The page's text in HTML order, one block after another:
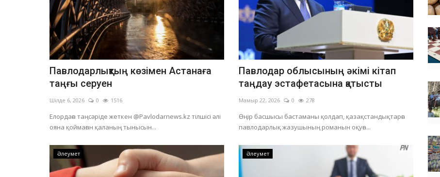
Павлодарлықтың көзімен Астанаға
таңғы серуен
Шілде 6, 2026 0 1516
Елордаға таңсәріде жеткен @Pavlodarnews.kz тілшісі әлі
ояна қоймаған қаланың тынысын...
Павлодар облысының әкімі кітап
таңдау эстафетасына қатысты
Мамыр 22, 2026 0 278
Өңір басшысы бастаманы қолдап, қазақстандықтарға
павлодарлық жазушының романын оқуға...
Әлеумет Әлеумет